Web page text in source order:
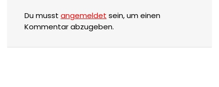
Du musst angemeldet sein, um einen
Kommentar abzugeben.